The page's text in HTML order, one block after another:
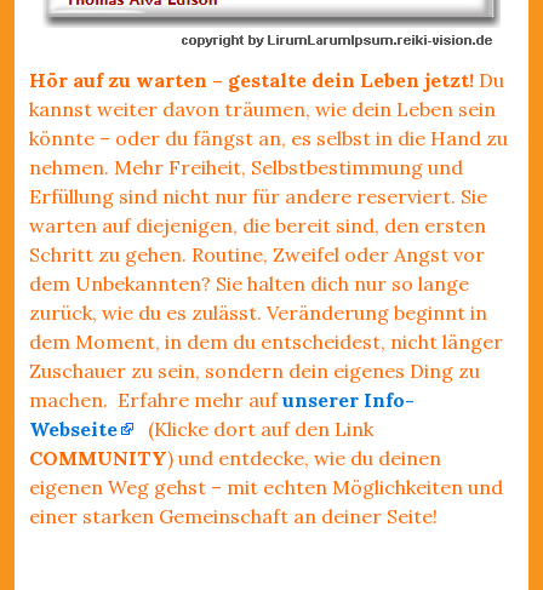
Hör auf zu warten – gestalte dein Leben jetzt! Du
kannst weiter davon träumen, wie dein Leben sein
könnte – oder du fängst an, es selbst in die Hand zu
nehmen. Mehr Freiheit, Selbstbestimmung und
Erfüllung sind nicht nur für andere reserviert. Sie
warten auf diejenigen, die bereit sind, den ersten
Schritt zu gehen. Routine, Zweifel oder Angst vor
dem Unbekannten? Sie halten dich nur so lange
zurück, wie du es zulässt. Veränderung beginnt in
dem Moment, in dem du entscheidest, nicht länger
Zuschauer zu sein, sondern dein eigenes Ding zu
machen. Erfahre mehr auf unserer Info-
Webseite
(Klicke dort auf den Link
COMMUNITY) und entdecke, wie du deinen
eigenen Weg gehst – mit echten Möglichkeiten und
einer starken Gemeinschaft an deiner Seite!